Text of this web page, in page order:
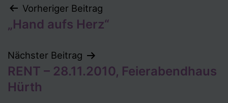
Beitragsnavigation
Vorheriger Beitrag
„Hand aufs Herz“
Nächster Beitrag
RENT – 28.11.2010, Feierabendhaus
Hürth